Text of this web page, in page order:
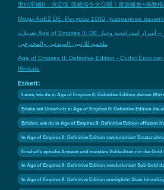
世紀帝國II：決定版 隱藏指令大公開！資源爆倉+無敵
Моды AoE2 DE: Ресурсы 1000, ускоренное
تعديلات Age of Empires II: DE قوية لبناء إمبراطورية لا تُقهر – أسرار استراتيجية وحيل
ملحمية للاعبين المبتدئين والمحترفين
Age of Empires II: Definitive Edition - Codici Epici
Illimitate
Etikett:
Lerne, wie du in Age of Empires II: Definitive Edition deinen
Erlebe mit Unterholz in Age of Empires II: Definitive Edition
Erfahre, wie du in Age of Empires II: Definitive Edition effizient
In Age of Empires II: Definitive Edition revolutioniert
Erschaffe epische Armeen und meistere Schlachten mit der
In Age of Empires II: Definitive Edition revolutioniert Sub Gold
In Age of Empires II: Definitive Edition ermöglicht Stein